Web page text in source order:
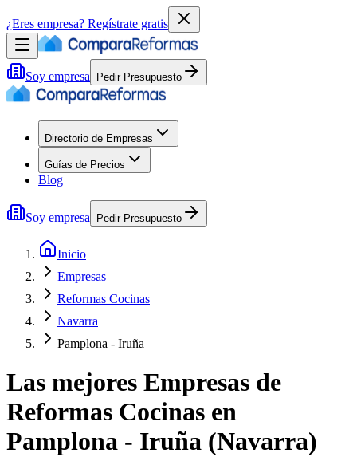
¿Eres empresa? Regístrate gratis
Soy empresa Pedir Presupuesto
Directorio de Empresas
Guías de Precios
Blog
Soy empresa Pedir Presupuesto
Inicio
Empresas
Reformas Cocinas
Navarra
Pamplona - Iruña
Las mejores Empresas de
Reformas Cocinas en
Pamplona - Iruña (Navarra)